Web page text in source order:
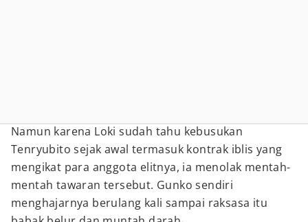
Namun karena Loki sudah tahu kebusukan
Tenryubito sejak awal termasuk kontrak iblis yang
mengikat para anggota elitnya, ia menolak mentah-
mentah tawaran tersebut. Gunko sendiri
menghajarnya berulang kali sampai raksasa itu